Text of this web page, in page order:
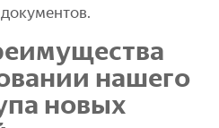
нашего
новых